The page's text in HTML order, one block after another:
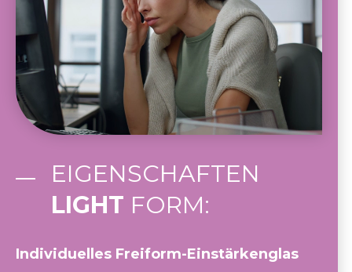
EIGENSCHAFTEN
LIGHT FORM:
Individuelles Freiform-Einstärkenglas